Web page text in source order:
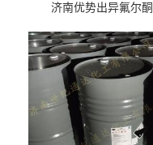
济南优势出异氟尔酮